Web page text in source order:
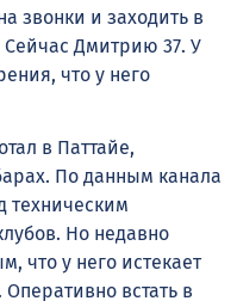
звонки и заходить в
Сейчас Дмитрию 37. У
что у него
в Паттайе,
По данным канала
техническим
Но недавно
что у него истекает
встать в